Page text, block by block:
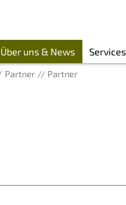
Über uns & News Services
Partner Partner